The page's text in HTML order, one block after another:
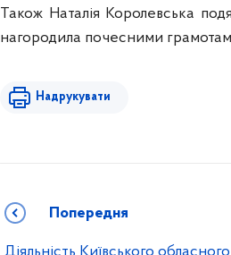
Також Наталія Королевська
нагородила почесними
Надрукувати
Попередня